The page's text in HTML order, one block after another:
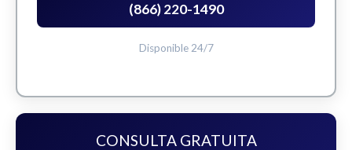
(866) 220-1490
Disponible 24/7
CONSULTA GRATUITA